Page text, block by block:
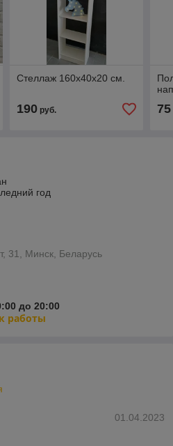
Стеллаж 160х40х20 см.
190руб. 75
год
31, Минск, Беларусь
до 20:00
работы
01.04.2023